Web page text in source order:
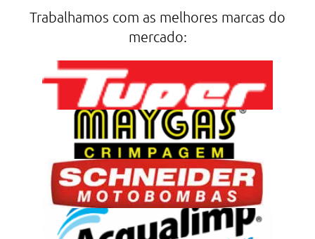
Trabalhamos com as melhores marcas do
mercado: